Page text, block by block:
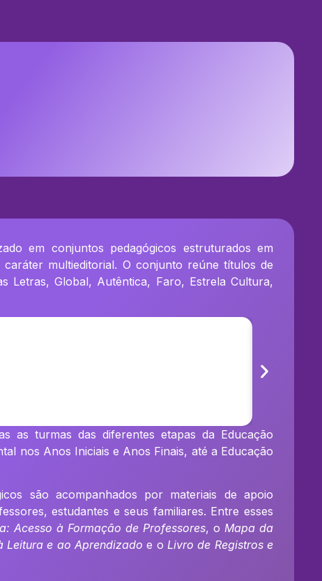
em conjuntos pedagógicos estruturados em
multieditorial. O conjunto reúne títulos de
Letras, Global, Autêntica, Faro, Estrela Cultura,
as turmas das diferentes etapas da Educação
nos Anos Iniciais e Anos Finais, até a Educação
são acompanhados por materiais de apoio
estudantes e seus familiares. Entre esses
Acesso à Formação de Professores, o Mapa da
Leitura e ao Aprendizado e o Livro de Registros e